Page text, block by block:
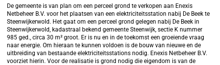
De gemeente is van plan om een perceel grond te verkopen aan Enexis
Netbeheer B.V. voor het plaatsen van een elektriciteitsstation nabij De Beek te
Steenwijkerwold. Het gaat om een perceel grond gelegen nabij De Beek in
Steenwijkerwold, kadastraal bekend gemeente Steenwijk, sectie K nummer
985 ged., circa 30 m² groot. Er is nu en in de toekomst een groeiende vraag
naar energie. Om hieraan te kunnen voldoen is de bouw van nieuwe en de
uitbreiding van bestaande elektriciteitsstations nodig. Enexis Netbeheer B.V.
voorziet hierin. Voor de realisatie is grond nodig die eigendom is van de